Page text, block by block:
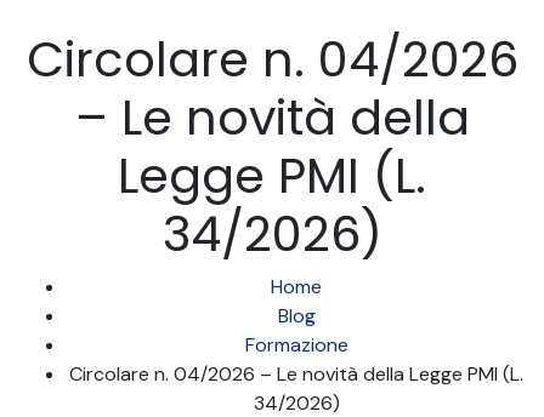
Circolare n. 04/2026
– Le novità della
Legge PMI (L.
34/2026)
Home
Blog
Formazione
Circolare n. 04/2026 – Le novità della Legge PMI (L.
34/2026)